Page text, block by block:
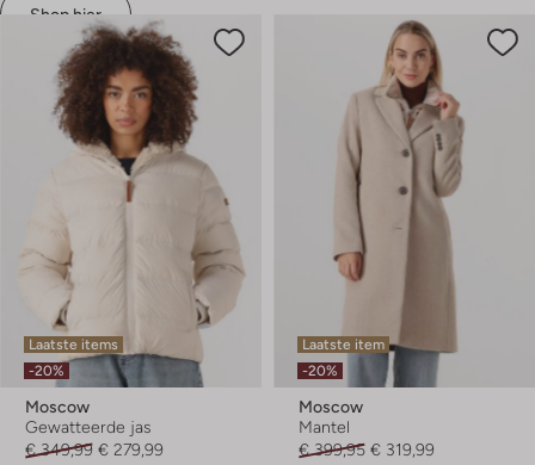
Shop hier
Laatste items
-20%
Moscow
Gewatteerde jas
€ 349,99 € 279,99
Laatste item
-20%
Moscow
Mantel
€ 399,95 € 319,99